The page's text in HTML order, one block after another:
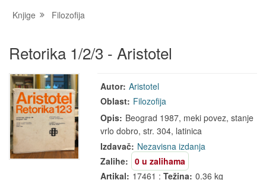
Knjige Filozofija
Retorika 1/2/3 - Aristotel
Autor: Aristotel
Oblast: Filozofija
Opis: Beograd 1987, meki povez, stanje
vrlo dobro, str. 304, latinica
Izdavač: Nezavisna izdanja
Zalihe:
0 u zalihama
Artikal: 17461 :Težina: 0.36 kg